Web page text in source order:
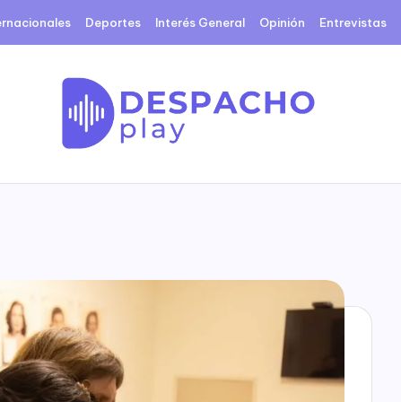
Deportes Interés General Opinión Entrevistas
D
p
a
c